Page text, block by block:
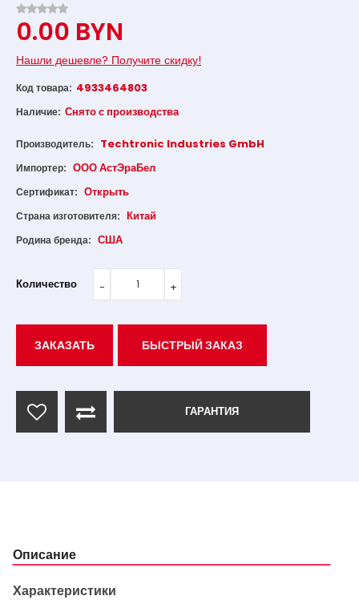
0.00 BYN
Нашли дешевле? Получите скидку!
Код товара: 4933464803
Наличие: Снято с производства
Производитель: Techtronic Industries GmbH
Импортер: ООО АстЭраБел
Сертификат: Открыть
Страна изготовителя: Китай
Родина бренда: США
Количество
ЗАКАЗАТЬ БЫСТРЫЙ ЗАКАЗ
ГАРАНТИЯ
Описание
Характеристики